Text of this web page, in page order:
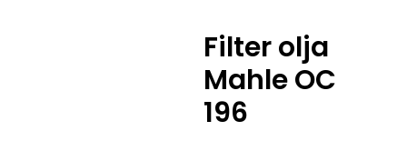
Filter olja
Mahle OC
196